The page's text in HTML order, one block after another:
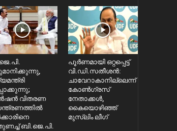
വിതരണ
ബി.ജെ.പി.
പൂർണമായി ഒറ്റപ്പെട്ട്
വി.ഡി.സതീശൻ:
ചാവേറാകാനില്ലെന്ന്
കോൺഗ്രസ്
നേതാക്കൾ,
കൈയൊഴിഞ്ഞ്
മുസ്ലിം ലീഗ്